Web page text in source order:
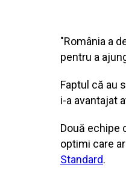
"România a
pentru a
Faptul că au
i-a avantajat
Două echipe
optimi care
Standard.